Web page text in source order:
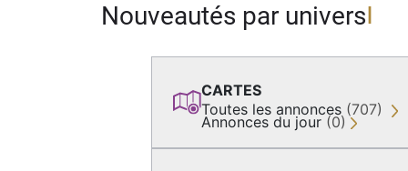
Nouveautés par univers
CARTES
Toutes les annonces (707)
Annonces du jour (0)